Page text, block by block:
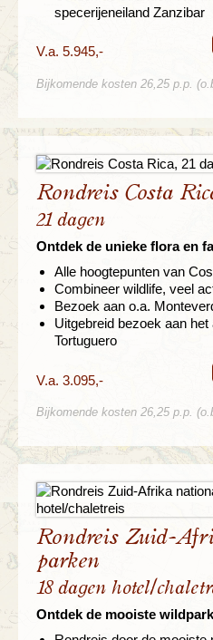
specerijeneiland Zanzibar
V.a. 5.945,-
Bijkomende kosten 26,25 p.p.
Rondreis Costa
21 dagen
Ontdek de unieke flora en
Alle hoogtepunten van
Combineer wildlife, veel
Bezoek aan o.a.
Uitgebreid bezoek aan
Tortuguero
V.a. 3.095,-
Bijkomende kosten 26,25 p.p.
Rondreis Zuid-
parken
18 dagen hotel/
Ontdek de mooiste